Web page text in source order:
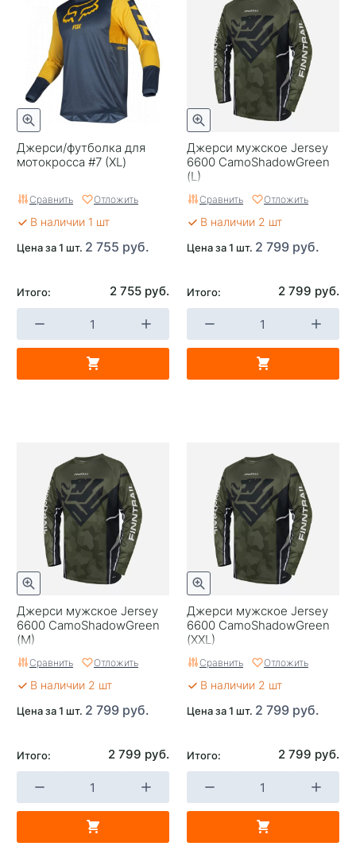
Джерси/футболка для
мотокросса #7 (XL)
Сравнить Отложить
В наличии 1 шт
Цена за 1 шт. 2 755 руб.
Итого: 2 755 руб.
Джерси мужское Jersey
6600 CamoShadowGreen
(L)
Сравнить Отложить
В наличии 2 шт
Цена за 1 шт. 2 799 руб.
Итого: 2 799 руб.
Джерси мужское Jersey
6600 CamoShadowGreen
(M)
Сравнить Отложить
В наличии 2 шт
Цена за 1 шт. 2 799 руб.
Итого: 2 799 руб.
Джерси мужское Jersey
6600 CamoShadowGreen
(XXL)
Сравнить Отложить
В наличии 2 шт
Цена за 1 шт. 2 799 руб.
Итого: 2 799 руб.